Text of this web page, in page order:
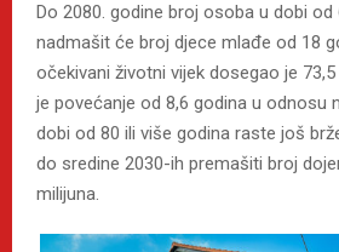
Do 2080. godine broj osoba u dobi od
nadmašit će broj djece mlađe od 18
očekivani životni vijek dosegao je
je povećanje od 8,6 godina u odnosu
dobi od 80 ili više godina raste još
do sredine 2030-ih premašiti broj
milijuna.